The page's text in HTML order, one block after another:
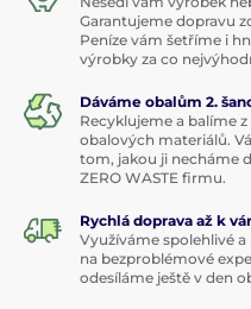
Garantujeme dopravu
Peníze vám šetříme i
výrobky za co
Dáváme obalům 2.
Recyklujeme a balíme
obalových materiálů.
tom, jakou ji necháme
ZERO WASTE firmu.
Rychlá doprava až k
Využíváme spolehlivé
na bezproblémové
odesíláme ještě v den